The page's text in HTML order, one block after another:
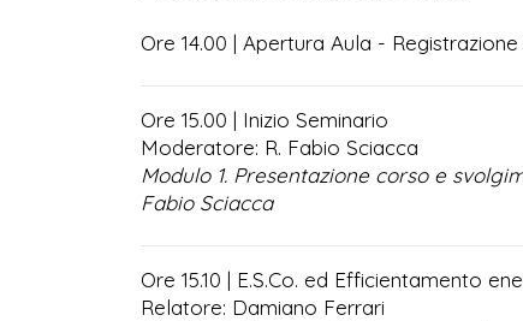
Ore 14.00 | Apertura Aula -
Ore 15.00­ | Inizio Seminario
Moderatore: R. Fabio Sciacca
Modulo 1. Presentazione corso e
Fabio Sciacca
Ore 15.10 | E.S.Co. ed Efficientamento
Relatore: Damiano Ferrari